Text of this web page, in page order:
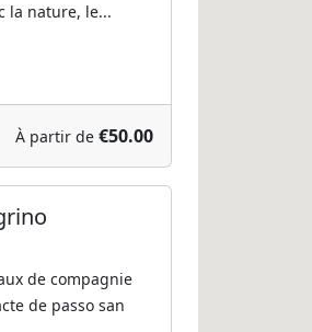
la nature, le...
À partir de €50.00
de compagnie
de passo san